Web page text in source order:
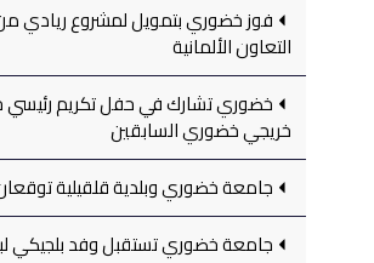
فوز خضوري بتمويل لمشروع ريادي
التعاون الألمانية
خضوري تشارك في حفل تكريم رئيسي
خريجي خضوري السابقين
جامعة خضوري وبلدية قلقيلية
جامعة خضوري تستقبل وفد بلجيكي